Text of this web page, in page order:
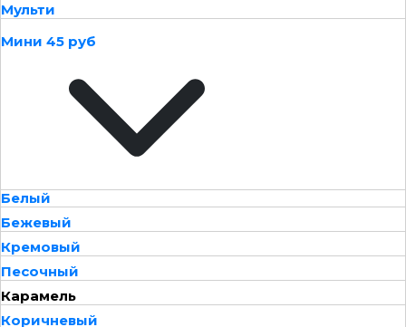
Мульти
Мини 45 руб
Белый
Бежевый
Кремовый
Песочный
Карамель
Коричневый